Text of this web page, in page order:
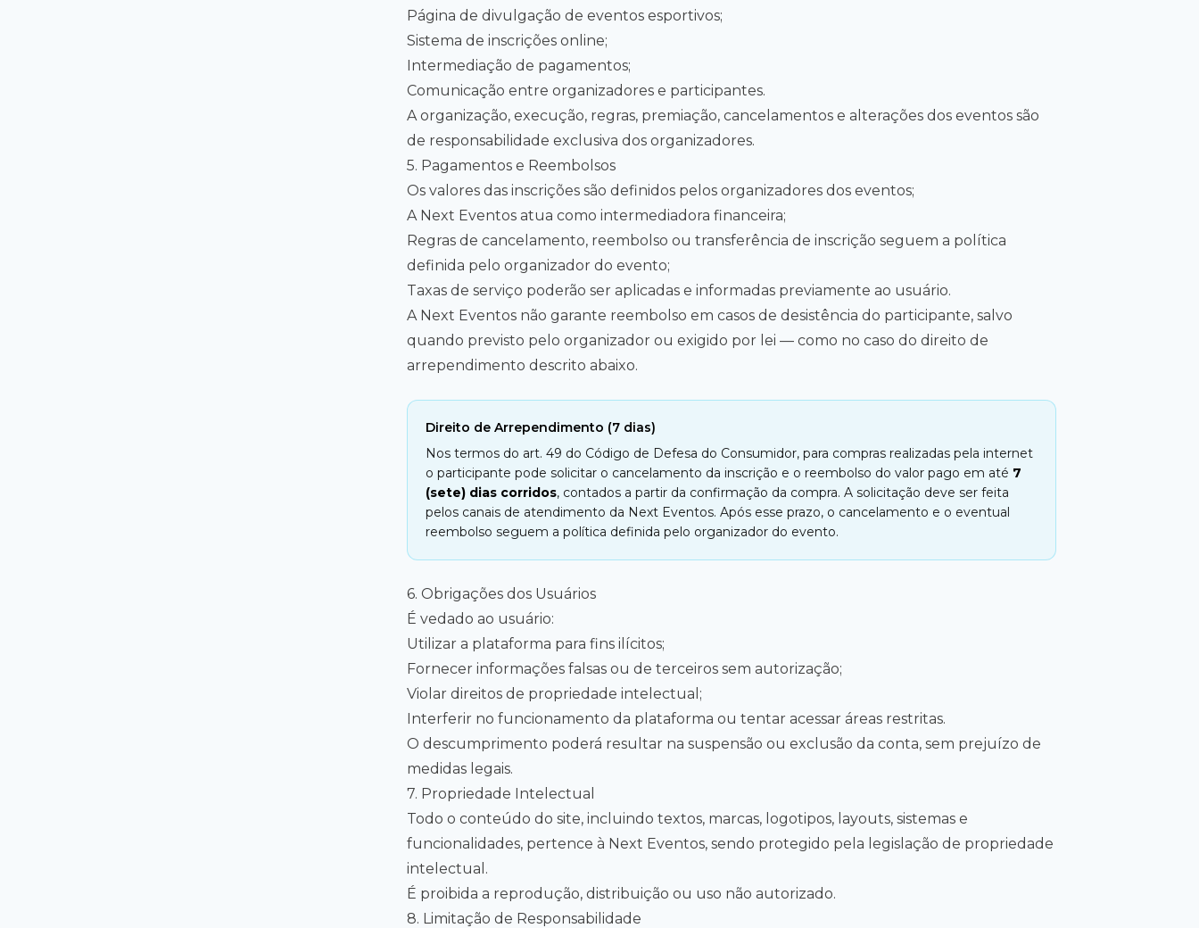
Página de divulgação de eventos esportivos;
Sistema de inscrições online;
Intermediação de pagamentos;
Comunicação entre organizadores e participantes.
A organização, execução, regras, premiação, cancelamentos e alterações dos eventos são
de responsabilidade exclusiva dos organizadores.
5. Pagamentos e Reembolsos
Os valores das inscrições são definidos pelos organizadores dos eventos;
A Next Eventos atua como intermediadora financeira;
Regras de cancelamento, reembolso ou transferência de inscrição seguem a política
definida pelo organizador do evento;
Taxas de serviço poderão ser aplicadas e informadas previamente ao usuário.
A Next Eventos não garante reembolso em casos de desistência do participante, salvo
quando previsto pelo organizador ou exigido por lei — como no caso do direito de
arrependimento descrito abaixo.
Direito de Arrependimento (7 dias)
Nos termos do art. 49 do Código de Defesa do Consumidor, para compras realizadas pela internet
o participante pode solicitar o cancelamento da inscrição e o reembolso do valor pago em até 7
(sete) dias corridos, contados a partir da confirmação da compra. A solicitação deve ser feita
pelos canais de atendimento da Next Eventos. Após esse prazo, o cancelamento e o eventual
reembolso seguem a política definida pelo organizador do evento.
6. Obrigações dos Usuários
É vedado ao usuário:
Utilizar a plataforma para fins ilícitos;
Fornecer informações falsas ou de terceiros sem autorização;
Violar direitos de propriedade intelectual;
Interferir no funcionamento da plataforma ou tentar acessar áreas restritas.
O descumprimento poderá resultar na suspensão ou exclusão da conta, sem prejuízo de
medidas legais.
7. Propriedade Intelectual
Todo o conteúdo do site, incluindo textos, marcas, logotipos, layouts, sistemas e
funcionalidades, pertence à Next Eventos, sendo protegido pela legislação de propriedade
intelectual.
É proibida a reprodução, distribuição ou uso não autorizado.
8. Limitação de Responsabilidade